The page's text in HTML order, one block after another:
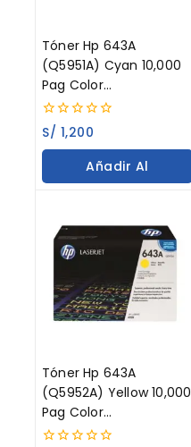
Tóner Hp 643A
(Q5951A) Cyan 10,000
Pag Color
LaserJet 4700
0
out
of
S/ 1,200
Añadir Al
Tóner Hp 643A
(Q5952A) Yellow 10,000
Pag Color
LaserJet 4700